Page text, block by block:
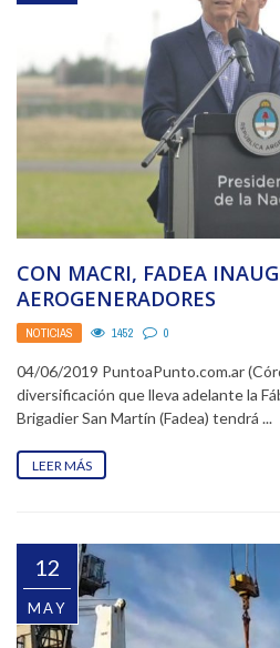
CON MACRI, FADEA
AEROGENERADORES
NOTICIAS 1452 0
04/06/2019 PuntoaPunto.com.ar
diversificación que lleva adelante la
Brigadier San Martín (Fadea) tendrá ...
LEER MÁS
12
MAY